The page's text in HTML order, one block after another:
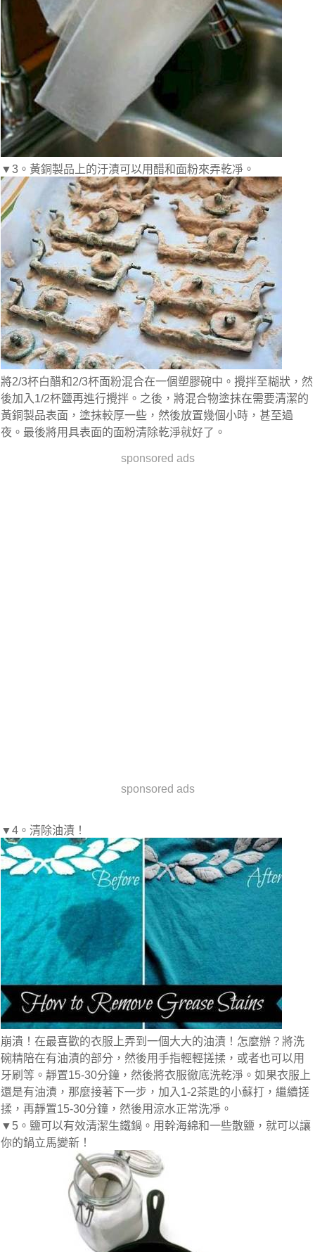
▼3。黃銅製品上的汙漬可以用醋和面粉來弄乾凈。
將2/3杯白醋和2/3杯面粉混合在一個塑膠碗中。攪拌至糊狀，然
後加入1/2杯鹽再進行攪拌。之後，將混合物塗抹在需要清潔的
黃銅製品表面，塗抹較厚一些，然後放置幾個小時，甚至過
夜。最後將用具表面的面粉清除乾淨就好了。
sponsored ads
sponsored ads
▼4。清除油漬！
崩潰！在最喜歡的衣服上弄到一個大大的油漬！怎麼辦？將洗
碗精陪在有油漬的部分，然後用手指輕輕搓揉，或者也可以用
牙刷等。靜置15-30分鐘，然後將衣服徹底洗乾淨。如果衣服上
還是有油漬，那麼接著下一步，加入1-2茶匙的小蘇打，繼續搓
揉，再靜置15-30分鐘，然後用涼水正常洗凈。
▼5。鹽可以有效清潔生鐵鍋。用幹海綿和一些散鹽，就可以讓
你的鍋立馬變新！